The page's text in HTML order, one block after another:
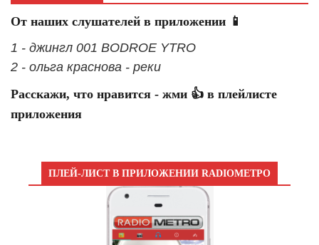
От наших слушателей в приложении 📱
1 - джингл 001 BODROE YTRO
2 - ольга краснова - реки
Расскажи, что нравится - жми 👍 в плейлисте
приложения
ПЛЕЙ-ЛИСТ В ПРИЛОЖЕНИИ RADIOМЕТРО